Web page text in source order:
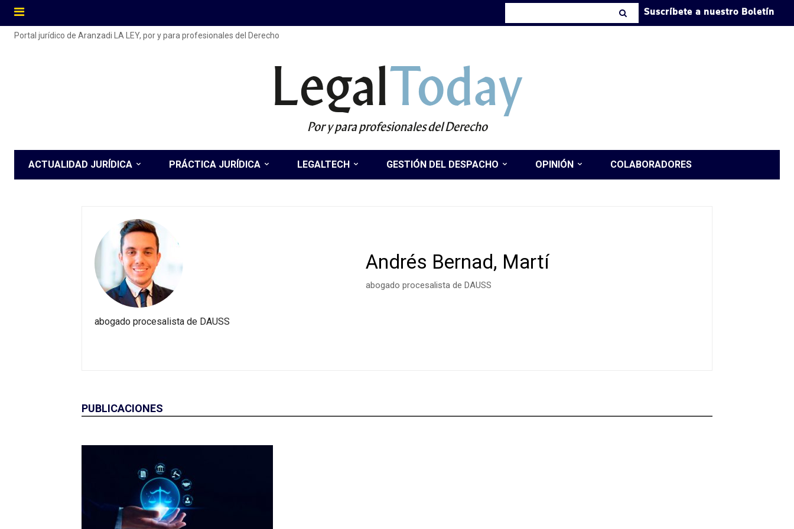
Suscríbete a nuestro Boletín
Portal jurídico de Aranzadi LA LEY, por y para profesionales del Derecho
LegalToday
Por y para profesionales del Derecho
ACTUALIDAD JURÍDICA PRÁCTICA JURÍDICA LEGALTECH GESTIÓN DEL DESPACHO OPINIÓN COLABORADORES
Andrés Bernad, Martí
abogado procesalista de DAUSS
abogado procesalista de DAUSS
PUBLICACIONES